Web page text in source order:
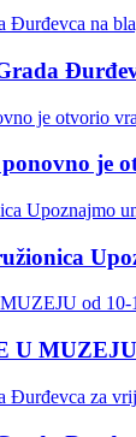
je
MUZEJU